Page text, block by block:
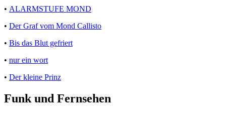
• ALARMSTUFE MOND
• Der Graf vom Mond Callisto
• Bis das Blut gefriert
• nur ein wort
• Der kleine Prinz
Funk und Fernsehen